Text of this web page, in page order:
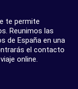
te permite
Reunimos las
de España en una
el contacto
online.